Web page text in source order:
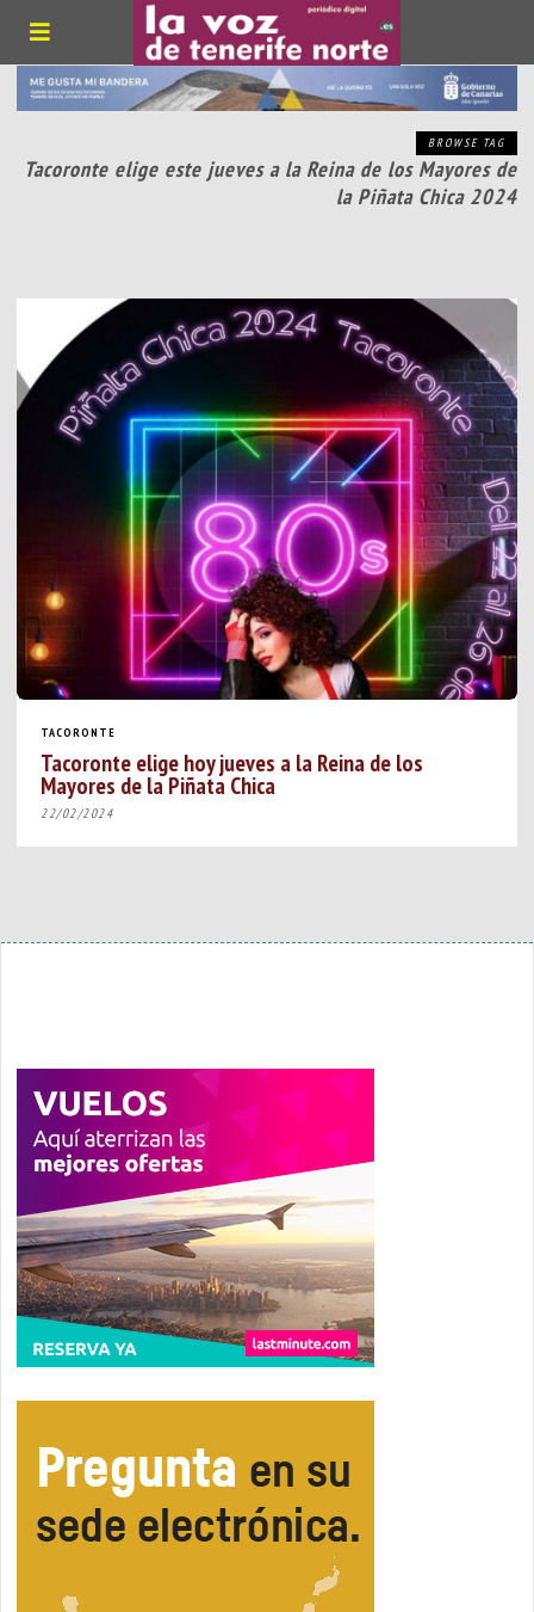
BROWSE TAG
Tacoronte elige este jueves a la Reina de los Mayores de
la Piñata Chica 2024
TACORONTE
Tacoronte elige hoy jueves a la Reina de los
Mayores de la Piñata Chica
22/02/2024